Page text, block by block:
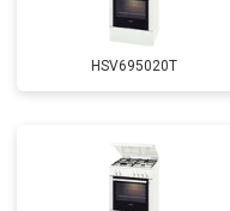
HSV695020T